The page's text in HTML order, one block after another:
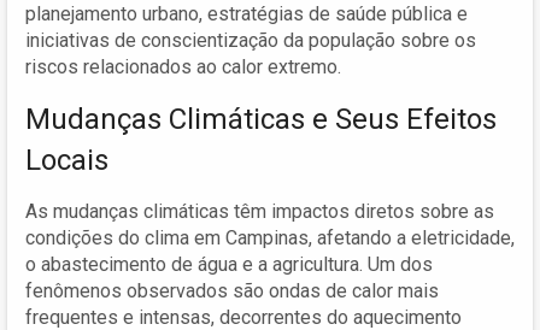
planejamento urbano, estratégias de saúde pública e
iniciativas de conscientização da população sobre os
riscos relacionados ao calor extremo.
Mudanças Climáticas e Seus Efeitos
Locais
As mudanças climáticas têm impactos diretos sobre as
condições do clima em Campinas, afetando a eletricidade,
o abastecimento de água e a agricultura. Um dos
fenômenos observados são ondas de calor mais
frequentes e intensas, decorrentes do aquecimento